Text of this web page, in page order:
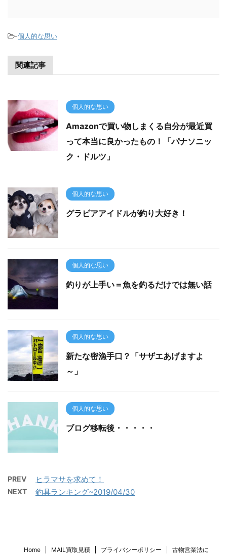
-個人的な思い
関連記事
個人的な思い
Amazonで買い物しまくる自分が最近買
って本当に良かったもの！「パナソニッ
ク・ドルツ」
個人的な思い
グラビアアイドルが釣り大好き！
個人的な思い
釣りが上手い＝魚を釣るだけでは無い話
個人的な思い
新たな密漁手口？「サザエあげますよ
～」
個人的な思い
ブログ移転後・・・・・
PREV ヒラマサを求めて！
NEXT 釣具ランキング~2019/04/30
Home MAIL買取見積 プライバシーポリシー 古物営業法に